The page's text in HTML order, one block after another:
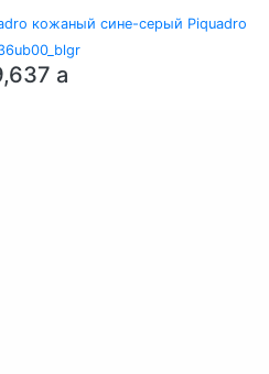
кожаный сине-серый Piquadro
a